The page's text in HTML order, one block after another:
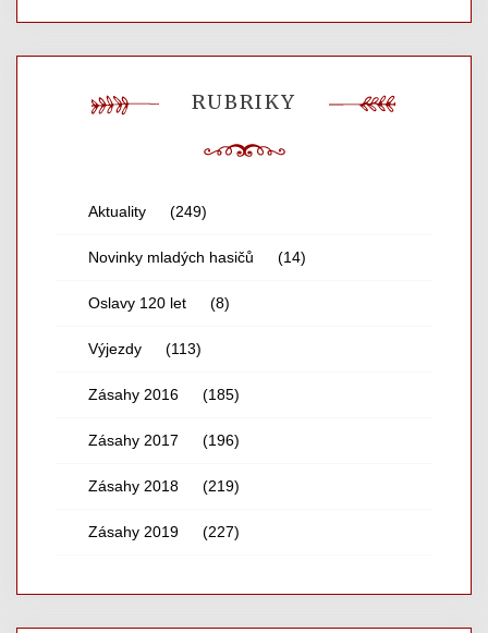
RUBRIKY
Aktuality (249)
Novinky mladých hasičů (14)
Oslavy 120 let (8)
Výjezdy (113)
Zásahy 2016 (185)
Zásahy 2017 (196)
Zásahy 2018 (219)
Zásahy 2019 (227)